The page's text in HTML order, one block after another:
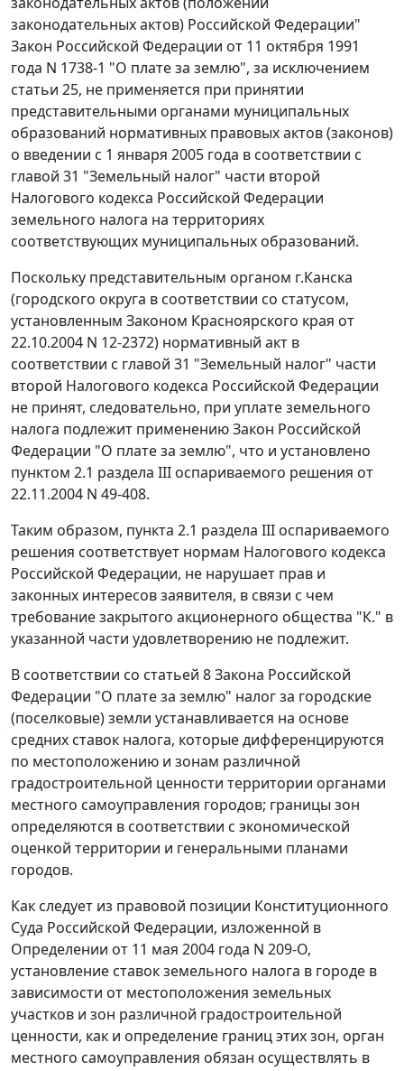
законодательных актов) Российской Федерации"
Закон Российской Федерации от 11 октября 1991
года N 1738-1 "О плате за землю", за исключением
статьи 25, не применяется при принятии
представительными органами муниципальных
образований нормативных правовых актов (законов)
о введении с 1 января 2005 года в соответствии с
главой 31 "Земельный налог" части второй
Налогового кодекса Российской Федерации
земельного налога на территориях
соответствующих муниципальных образований.
Поскольку представительным органом г.Канска
(городского округа в соответствии со статусом,
установленным Законом Красноярского края от
22.10.2004 N 12-2372) нормативный акт в
соответствии с главой 31 "Земельный налог" части
второй Налогового кодекса Российской Федерации
не принят, следовательно, при уплате земельного
налога подлежит применениюЗакон Российской
Федерации "О плате за землю", что и установлено
пунктом 2.1 раздела III оспариваемого решения от
22.11.2004 N 49-408.
Таким образом, пункта 2.1 раздела III оспариваемого
решения соответствует нормам Налогового кодекса
Российской Федерации, не нарушает прав и
законных интересов заявителя, в связи с чем
требование закрытого акционерного общества "К." в
указанной части удовлетворению не подлежит.
В соответствии со статьей 8Закона Российской
Федерации "О плате за землю" налог за городские
(поселковые) земли устанавливается на основе
средних ставок налога, которые дифференцируются
по местоположению и зонам различной
градостроительной ценности территории органами
местного самоуправления городов; границы зон
определяются в соответствии с экономической
оценкой территории и генеральными планами
городов.
Как следует из правовой позиции Конституционного
Суда Российской Федерации, изложенной в
Определении от 11 мая 2004 года N 209-О,
установление ставок земельного налога в городе в
зависимости от местоположения земельных
участков и зон различной градостроительной
ценности, как и определение границ этих зон, орган
местного самоуправления обязан осуществлять в